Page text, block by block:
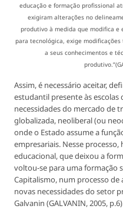
educação e formação profissional
exigiram alterações no
produtivo à medida que modifica e
para tecnológica, exige
a seus conhecimentos e
Assim, é necessário aceitar,
estudantil presente às escolas
necessidades do mercado de
globalizada, neoliberal (ou
onde o Estado assume a
empresariais. Nesse
educacional, que deixou a
voltou-se para uma formação
Capitalismo, num processo
novas necessidades do setor
Galvanin (GALVANIN, 2005,